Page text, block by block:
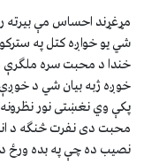
مړغړند احساس مې
شي یو خواږه کتل په
خندا د محبت سره ملګرې
خوږه ژبه بیان شي د
پکې وي نغښتی نور
محبت دی نفرت څنګه د
نصیب ده چې په بده ورځ